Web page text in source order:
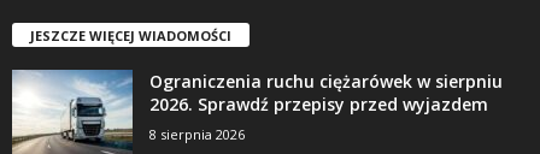
JESZCZE WIĘCEJ WIADOMOŚCI
Ograniczenia ruchu ciężarówek w sierpniu
2026. Sprawdź przepisy przed wyjazdem
8 sierpnia 2026